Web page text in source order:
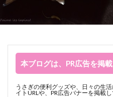
本ブログは、PR広告を掲載
うさぎの便利グッズや、日々の生
イトURLや、PR広告バナーを掲載し